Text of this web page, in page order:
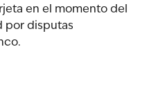
en el momento del
por disputas